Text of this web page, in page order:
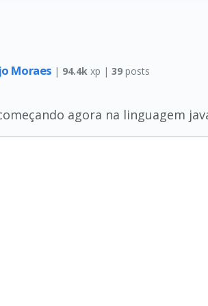
Moraes | 94.4kxp | 39posts
agora na linguagem